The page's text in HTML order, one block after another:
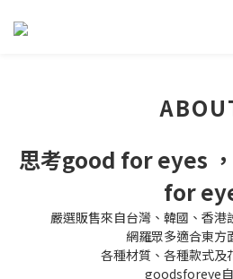
思考good for eyes
for
嚴選販售來自台灣、韓國、香港
網羅眾多適合東方
各種材質、各種款式及
goodsforeye